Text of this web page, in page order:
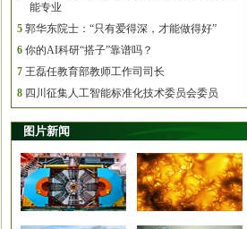
能专业
5 郭华东院士：“只有爱得深，才能做得好”
6 你的AI科研“搭子”靠谱吗？
7 王磊任教育部教师工作司司长
8 四川征集人工智能标准化技术委员会委员
图片新闻